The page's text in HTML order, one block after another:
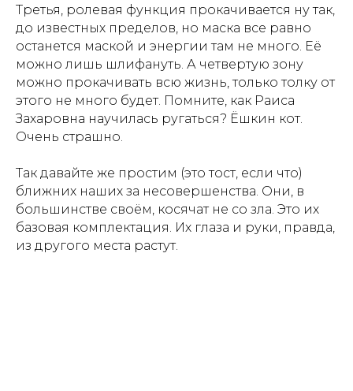
Третья, ролевая функция прокачивается ну так,
до известных пределов, но маска все равно
останется маской и энергии там не много. Её
можно лишь шлифануть. А четвертую зону
можно прокачивать всю жизнь, только толку от
этого не много будет. Помните, как Раиса
Захаровна научилась ругаться? Ëшкин кот.
Очень страшно.
Так давайте же простим (это тост, если что)
ближних наших за несовершенства. Они, в
большинстве своём, косячат не со зла. Это их
базовая комплектация. Их глаза и руки, правда,
из другого места растут.